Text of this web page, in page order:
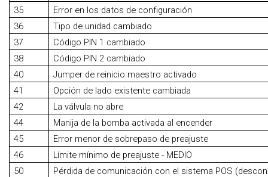
35
Error en los datos de configuración
36
Tipo de unidad cambiado
37
Código PIN 1 cambiado
38
Código PIN 2 cambiado
40
Jumper de reinicio maestro activado
41
Opción de lado existente cambiada
42
La válvula no abre
44
Manija de la bomba activada al encender
45
Error menor de sobrepaso de preajuste
46
Límite mínimo de preajuste - MEDIO
50
Pérdida de comunicación con el sistema POS